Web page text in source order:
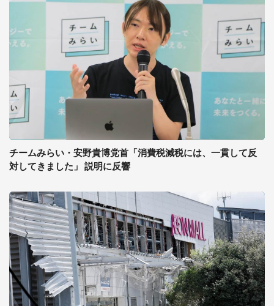
チームみらい・安野貴博党首「消費税減税には、一貫して反
対してきました」 説明に反響